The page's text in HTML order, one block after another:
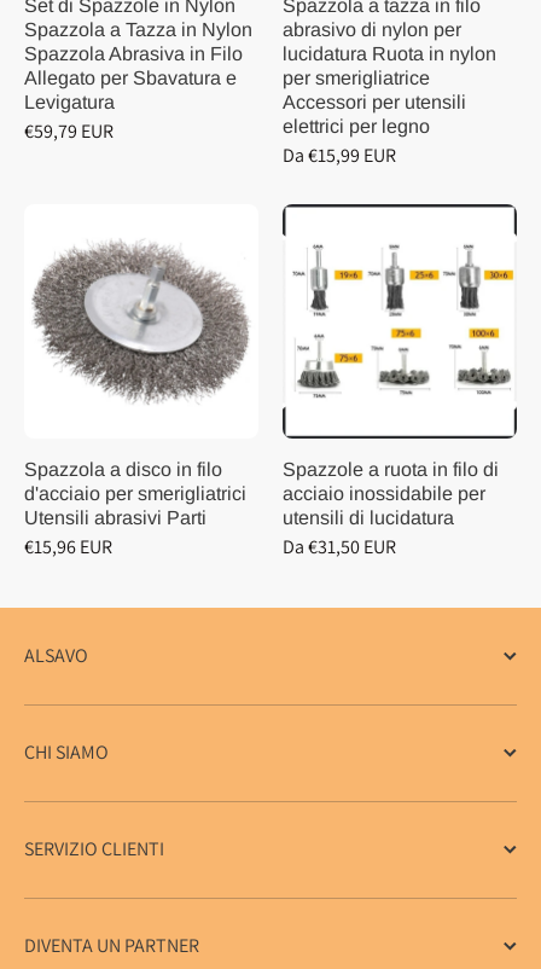
Set di Spazzole in Nylon
Spazzola a Tazza in Nylon
Spazzola Abrasiva in Filo
Allegato per Sbavatura e
Levigatura
€59,79 EUR
Spazzola a tazza in filo
abrasivo di nylon per
lucidatura Ruota in nylon
per smerigliatrice
Accessori per utensili
elettrici per legno
Da €15,99 EUR
Spazzola a disco in filo
d'acciaio per smerigliatrici
Utensili abrasivi Parti
€15,96 EUR
Spazzole a ruota in filo di
acciaio inossidabile per
utensili di lucidatura
Da €31,50 EUR
ALSAVO
CHI SIAMO
SERVIZIO CLIENTI
DIVENTA UN PARTNER